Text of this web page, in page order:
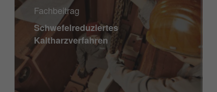
Fachbeitrag
Schwefelreduziertes
Kaltharzverfahren